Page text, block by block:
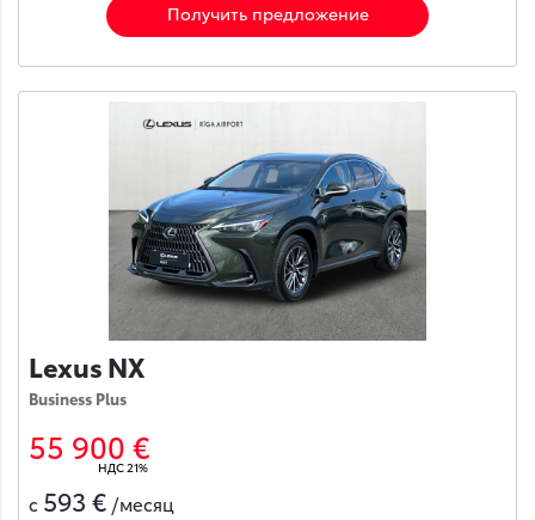
Получить предложение
Lexus NX
Business Plus
55 900 €
НДС 21%
с 593 € /месяц